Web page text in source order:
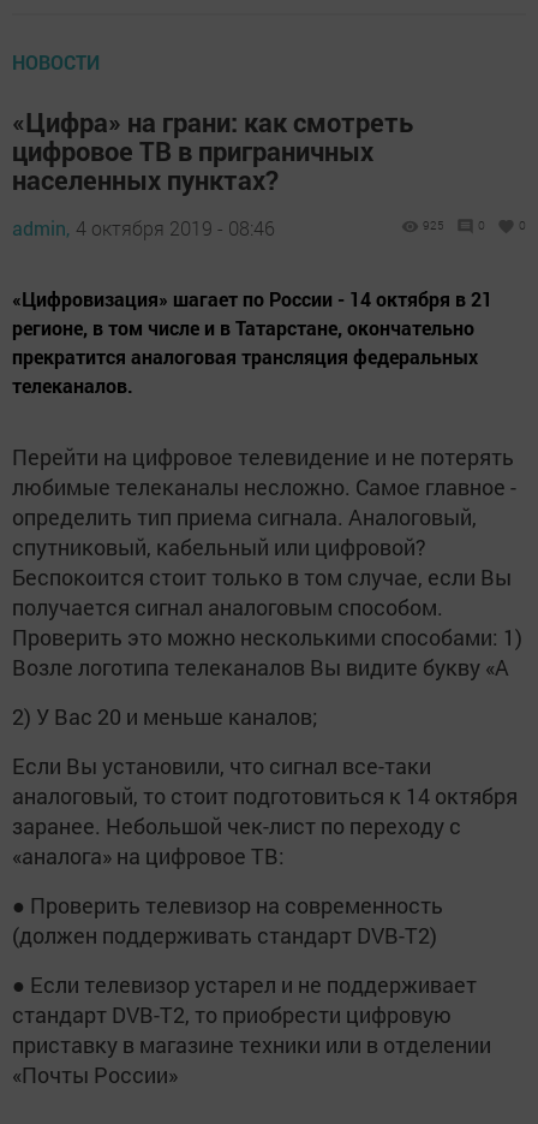
НОВОСТИ
«Цифра» на грани: как смотреть
цифровое ТВ в приграничных
населенных пунктах?
admin, 4 октября 2019 - 08:46 925 0 0
«Цифровизация» шагает по России - 14 октября в 21
регионе, в том числе и в Татарстане, окончательно
прекратится аналоговая трансляция федеральных
телеканалов.
Перейти на цифровое телевидение и не потерять
любимые телеканалы несложно. Самое главное -
определить тип приема сигнала. Аналоговый,
спутниковый, кабельный или цифровой?
Беспокоится стоит только в том случае, если Вы
получается сигнал аналоговым способом.
Проверить это можно несколькими способами: 1)
Возле логотипа телеканалов Вы видите букву «А
2) У Вас 20 и меньше каналов;
Если Вы установили, что сигнал все-таки
аналоговый, то стоит подготовиться к 14 октября
заранее. Небольшой чек-лист по переходу с
«аналога» на цифровое ТВ:
● Проверить телевизор на современность
(должен поддерживать стандарт DVB-T2)
● Если телевизор устарел и не поддерживает
стандарт DVB-T2, то приобрести цифровую
приставку в магазине техники или в отделении
«Почты России»